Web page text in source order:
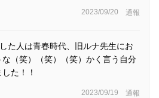
2023/09/20 通報
た人は青春時代、旧ルナ先生にお
（笑）（笑）（笑）かく言う自分
た！！
2023/09/19 通報